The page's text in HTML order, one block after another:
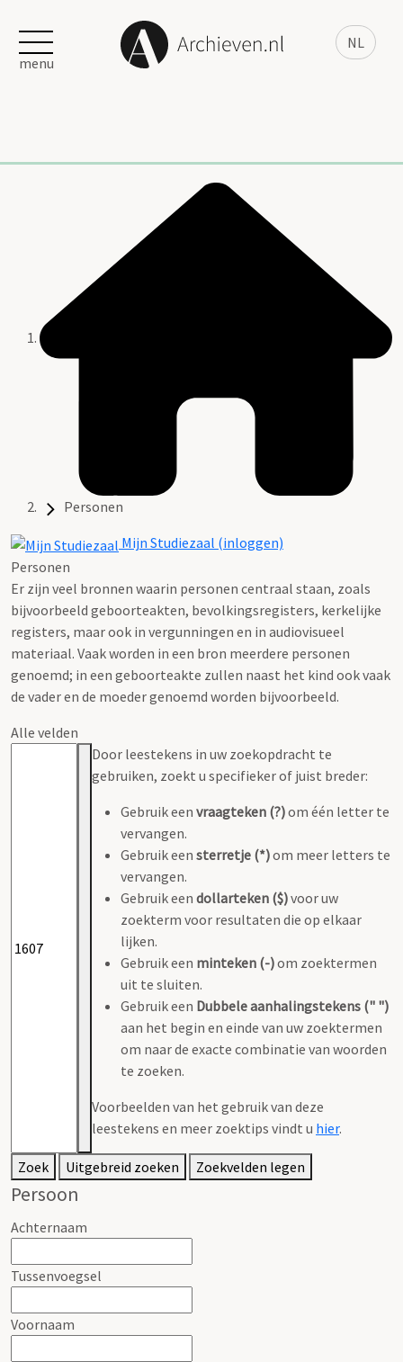
NL
menu
Personen
Mijn Studiezaal (inloggen)
Personen
Er zijn veel bronnen waarin personen centraal staan, zoals
bijvoorbeeld geboorteakten, bevolkingsregisters, kerkelijke
registers, maar ook in vergunningen en in audiovisueel
materiaal. Vaak worden in een bron meerdere personen
genoemd; in een geboorteakte zullen naast het kind ook vaak
de vader en de moeder genoemd worden bijvoorbeeld.
Alle velden
Door leestekens in uw zoekopdracht te
gebruiken, zoekt u specifieker of juist breder:
Gebruik een vraagteken (?)om één letter te
vervangen.
Gebruik een sterretje (*)om meer letters te
vervangen.
Gebruik een dollarteken ($)voor uw
zoekterm voor resultaten die op elkaar
lijken.
Gebruik een minteken (-)om zoektermen
uit te sluiten.
Gebruik een Dubbele aanhalingstekens (" ")
aan het begin en einde van uw zoektermen
om naar de exacte combinatie van woorden
te zoeken.
Voorbeelden van het gebruik van deze
leestekens en meer zoektips vindt u hier.
Zoek Uitgebreid zoeken Zoekvelden legen
Persoon
Achternaam
Tussenvoegsel
Voornaam